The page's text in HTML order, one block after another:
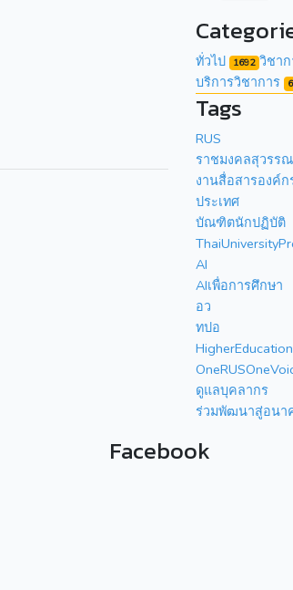
ทั่วไป 1692 วิชา
บริการวิชาการ
Tags
RUS
ราชมงคลสุวรร
งานสื่อสารองค์ก
ประเทศ
บัณฑิตนักปฏิบัติ
AI
AIเพื่อการศึกษา
อว
ทปอ
HigherEducation
ดูแลบุคลากร
ร่วมพัฒนาสู่อนา
Facebook